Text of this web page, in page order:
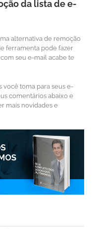
da lista de e-
alternativa de remoção
ferramenta pode fazer
seu e-mail acabe te
você toma para seus e-
comentários abaixo e
mais novidades e